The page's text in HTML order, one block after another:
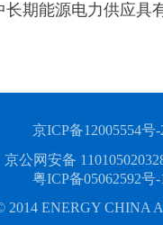
期能源电力供应具
京ICP备12005554号-
京公网安备
粤ICP备05062592号-
2014 ENERGY CHINA